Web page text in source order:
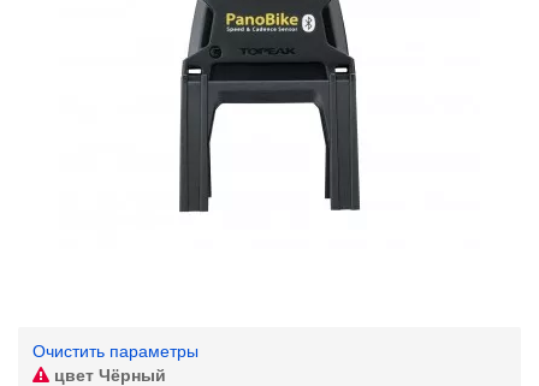
Очистить параметры
цвет Чёрный